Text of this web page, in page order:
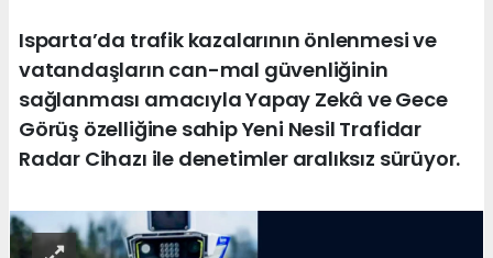
Isparta’da trafik kazalarının önlenmesi ve
vatandaşların can-mal güvenliğinin
sağlanması amacıyla Yapay Zekâ ve Gece
Görüş özelliğine sahip Yeni Nesil Trafidar
Radar Cihazı ile denetimler aralıksız sürüyor.